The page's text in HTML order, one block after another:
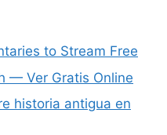
to Stream Free
— Ver Gratis Online
historia antigua en